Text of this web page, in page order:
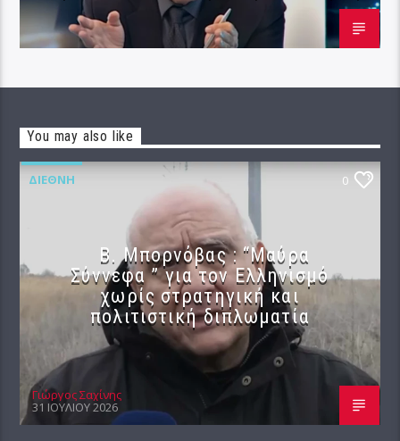
You may also like
ΔΙΕΘΝΉ 0
B. Μπορνόβας : “Μαύρα
Σύννεφα ” για τον Ελληνισμό
χωρίς στρατηγική και
πολιτιστική διπλωματία
Γιώργος Σαχίνης
31 ΙΟΥΛΊΟΥ 2026